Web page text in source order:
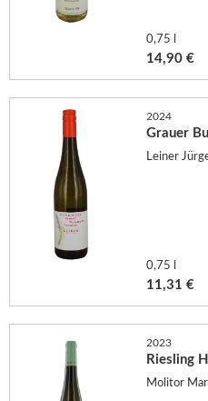
0,75 l
14,90 €
2024
Grauer
Leiner
0,75 l
11,31 €
2023
Riesling
Molitor